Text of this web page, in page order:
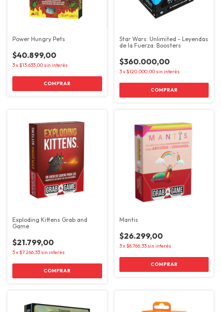
Power Hungry Pets
$40.899,00
3x $13.633,00 sin interés
Star Wars: Unlimited - Leyendas
de la Fuerza: Boosters
$360.000,00
3x $120.000,00 sin interés
Exploding Kittens Grab and
Game
$21.799,00
3x $7.266,33 sin interés
Mantis
$26.299,00
3x $8.766,33 sin interés